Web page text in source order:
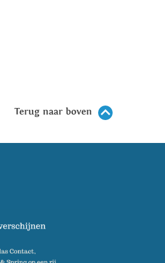
Terug naar boven